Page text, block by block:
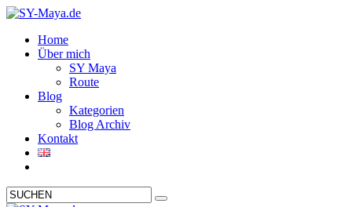
Home
Über mich
SY Maya
Route
Blog
Kategorien
Blog Archiv
Kontakt